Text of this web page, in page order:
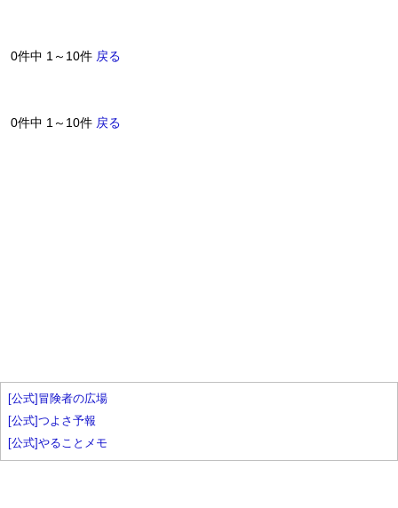
0件中 1～10件 戻る
0件中 1～10件 戻る
[公式]冒険者の広場
[公式]つよさ予報
[公式]やることメモ